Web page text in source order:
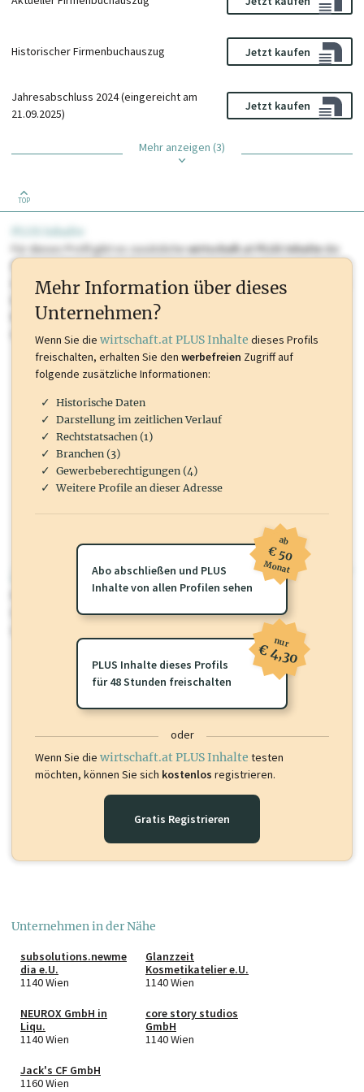
Historischer Firmenbuchauszug Jetzt kaufen
Jahresabschluss 2024 (eingereicht am
21.09.2025)
Jetzt kaufen
Mehr anzeigen (3)
TOP
PLUS Inhalte
Für dieses Profil gibt es zusätzlichewirtschaft.at PLUS Inhaltedie
Sie momentan nicht einsehen können. Schalten Sie dieses Profil frei
oder loggen Sie sich ein um diese Inhalte zu sehen. wirtschaft.at PLUS
Marken, Patente, Rechtstatsachen, OTS-Aussendungen, und viele
mehr.
wirtschaft.at PLUS
Für dieses Profil gibt es zusätzlichewirtschaft.at PLUS Inhalte
Sie momentan nicht einsehen können. Schalten Sie dieses Profil frei
oder loggen Sie sich ein um diese Inhalte zu sehen.
Mehr Information über dieses
Unternehmen?
Wenn Sie die wirtschaft.at PLUS Inhalte dieses Profils
freischalten, erhalten Sie den werbefreien Zugriff auf
folgende zusätzliche Informationen:
Historische Daten
Darstellung im zeitlichen Verlauf
Rechtstatsachen (1)
Branchen (3)
Gewerbeberechtigungen (4)
Weitere Profile an dieser Adresse
Abo abschließen und PLUS
Inhalte von allen Profilen sehen
ab
€ 50
Monat
PLUS Inhalte dieses Profils
für 48 Stunden freischalten
nur
€ 4,30
oder
Wenn Sie die wirtschaft.at PLUS Inhalte testen
möchten, können Sie sich kostenlos registrieren.
Gratis Registrieren
Unternehmen in der Nähe
subsolutions.newme
dia e.U.
1140 Wien
Glanzzeit
Kosmetikatelier e.U.
1140 Wien
NEUROX GmbH in
Liqu.
1140 Wien
core story studios
GmbH
1140 Wien
Jack's CF GmbH
1160 Wien